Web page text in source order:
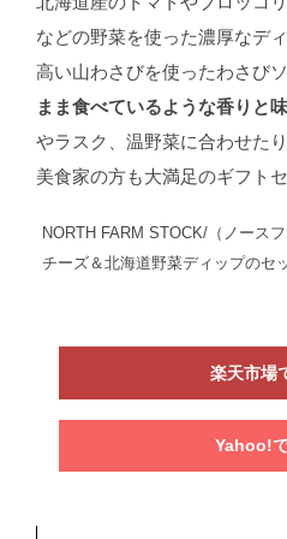
などの野菜を使った濃厚なデ
高い山わさびを使ったわさび
まま食べているような香りと
やラスク、温野菜に合わせた
美食家の方も大満足のギフト
NORTH FARM STOCK/（ノースフ
チーズ＆北海道野菜ディップのセ
楽天市場
Yahoo!